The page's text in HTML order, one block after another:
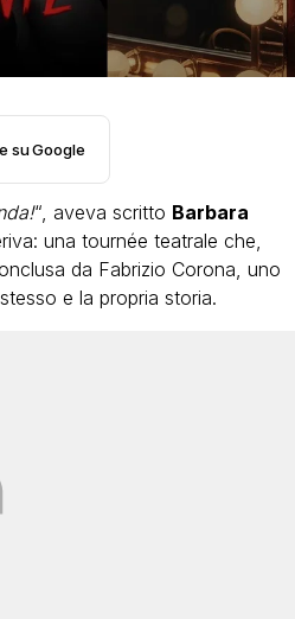
su Google
“, aveva scritto Barbara
una tournée teatrale che,
da Fabrizio Corona, uno
e la propria storia.